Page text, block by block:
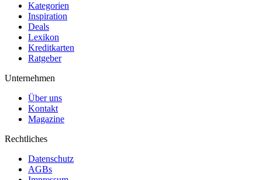
Kategorien
Inspiration
Deals
Lexikon
Kreditkarten
Ratgeber
Unternehmen
Über uns
Kontakt
Magazine
Rechtliches
Datenschutz
AGBs